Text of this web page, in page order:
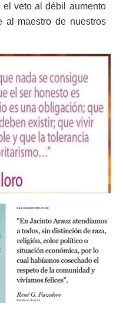
el veto al débil aumento
al maestro de nuestros